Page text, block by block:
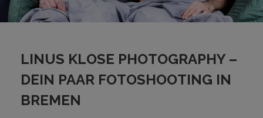
LINUS KLOSE PHOTOGRAPHY –
DEIN PAAR FOTOSHOOTING IN
BREMEN